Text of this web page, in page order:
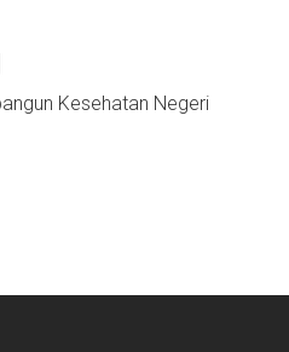
Kesehatan Negeri